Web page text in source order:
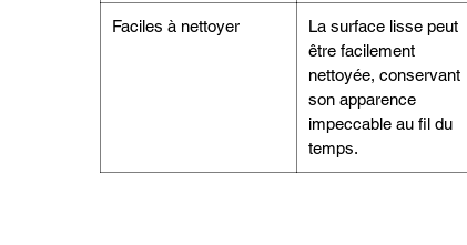
Faciles à nettoyer
La surface lisse peut
être facilement
nettoyée, conservant
son apparence
impeccable au fil du
temps.